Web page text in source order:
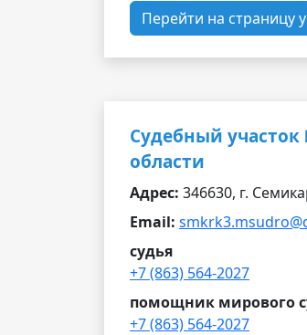
Перейти на страницу
Судебный участок
области
Адрес: 346630, г.
Email:
судья
+7 (863) 564-2027
помощник мирового
+7 (863) 564-2027